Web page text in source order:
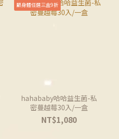
顧身體任選三盒9折
hahababy哈哈益生菌-私
密蔓越莓30入/一盒
NT$1,080